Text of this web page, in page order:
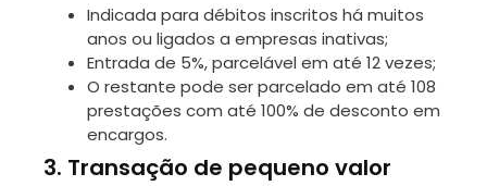
Indicada para débitos inscritos há muitos
anos ou ligados a empresas inativas;
Entrada de 5%, parcelável em até 12 vezes;
O restante pode ser parcelado em até 108
prestações com até 100% de desconto em
encargos.
3. Transação de pequeno valor